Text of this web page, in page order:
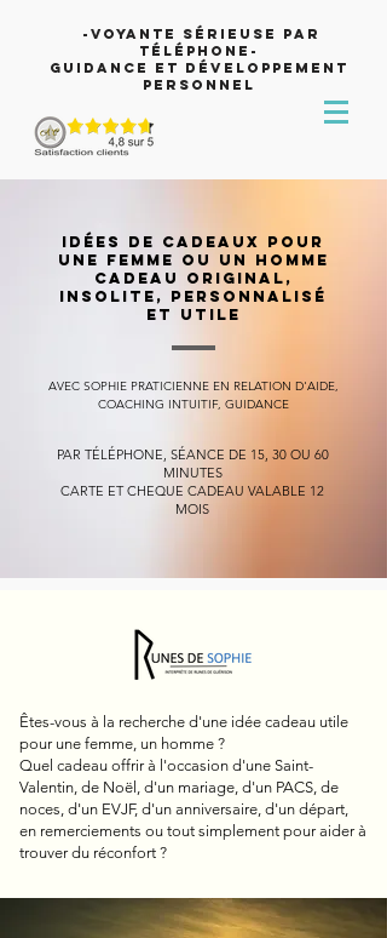
-Voyante sérieuse par
téléphone-
Guidance et développement
personnel
IDÉES DE CADEAUX POUR
UNE FEMME OU UN HOMME
CADEAU ORIGINAL,
INSOLITE, PERSONNALISÉ
ET UTILE
AVEC SOPHIE PRATICIENNE EN RELATION D'AIDE,
COACHING INTUITIF, GUIDANCE
PAR TÉLÉPHONE, SÉANCE DE 15, 30 OU 60
MINUTES
CARTE ET CHEQUE CADEAU VALABLE 12
MOIS
Êtes-vous à la recherche d'une idée cadeau utile
pour une femme, un homme ?
Quel cadeau offrir à l'occasion d'une Saint-
Valentin, de Noël, d'un mariage, d'un PACS, de
noces, d'un EVJF, d'un anniversaire, d'un départ,
en remerciements ou tout simplement pour aider à
trouver du réconfort ?